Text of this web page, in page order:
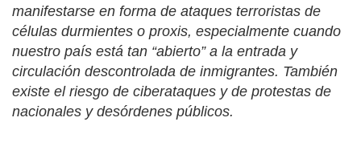
manifestarse en forma de ataques terroristas de
células durmientes o proxis, especialmente cuando
nuestro país está tan “abierto” a la entrada y
circulación descontrolada de inmigrantes. También
existe el riesgo de ciberataques y de protestas de
nacionales y desórdenes públicos.